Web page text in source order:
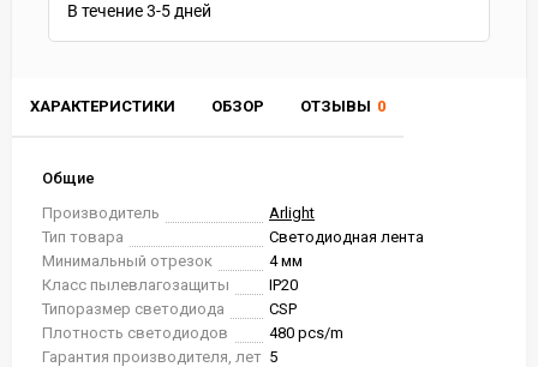
ХАРАКТЕРИСТИКИ ОБЗОР ОТЗЫВЫ 0
Общие
Производитель
Arlight
Тип товара
Светодиодная лента
Минимальный отрезок
4 мм
Класс пылевлагозащиты
IP20
Типоразмер светодиода
CSP
Плотность светодиодов
480 pcs/m
Гарантия производителя, лет 5
В течение3-5 дней